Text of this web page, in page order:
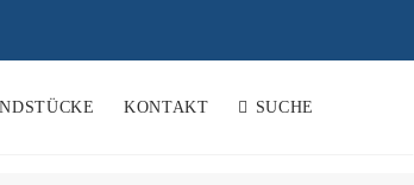
KONTAKT SUCHE